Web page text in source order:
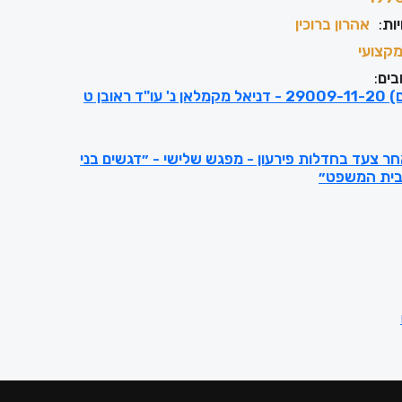
: אהרון ברוכין
מקצועי
:
ת"א (ירושלים) 29009-11-20 - דניאל מקמלאן נ' עו"ד ראובן ט
צעד בחדלות פירעון - מפגש שלישי - ״דגשים בני
המשפט״